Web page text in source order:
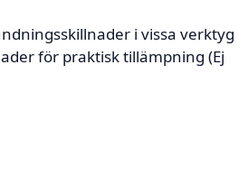
i vissa verktyg
för praktisk tillämpning (Ej